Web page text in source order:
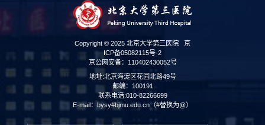
Copyright © 2025 北京大学第三医院 京
ICP备05082115号-2
京公网安备：110402430052号
地址:北京海淀区花园北路49号
邮编：100191
联系电话:010-82266699
E-mail：bysy#bjmu.edu.cn（#替换为@）